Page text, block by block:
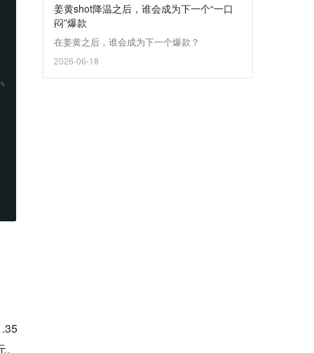
姜黄shot降温之后，谁会成为下一个“一口
闷”爆款
在姜黄之后，谁会成为下一个爆款？
2026-06-18